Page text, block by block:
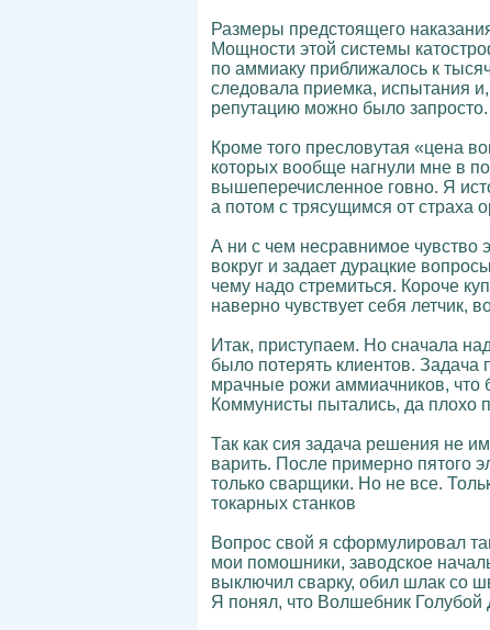
Размеры предстоящего
Мощности этой системы
по аммиаку приближалось к
следовала приемка, испытания
репутацию можно было запросто.
Кроме того пресловутая «цена
которых вообще нагнули мне в
вышеперечисленное говно. Я
а потом с трясущимся от страха
А ни с чем несравнимое чувство
вокруг и задает дурацкие
чему надо стремиться. Короче
наверно чувствует себя летчик,
Итак, приступаем. Но сначала
было потерять клиентов.
мрачные рожи аммиачников, что
Коммунисты пытались, да плохо
Так как сия задача решения не
варить. После примерно пятого
только сварщики. Но не все.
токарных станков
Вопрос свой я сформулировал
мои помошники, заводское
выключил сварку, обил шлак со
Я понял, что Волшебник